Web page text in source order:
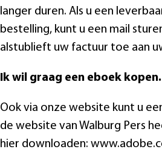
langer duren. Als u een
bestelling, kunt u een mail
alstublieft uw factuur toe aan
Ik wil graag een eboek
Ook via onze website kunt u
de website van Walburg Pers
hier downloaden: